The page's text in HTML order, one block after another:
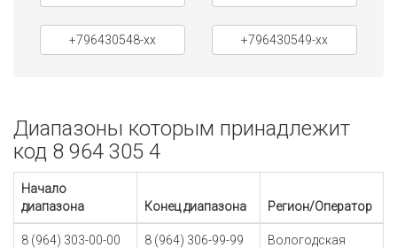
+796430548-xx +796430549-xx
Диапазоны которым принадлежит
код 8 964 305 4
Начало
диапазона
Конец диапазона Регион/Оператор
8 (964) 303-00-00 8 (964) 306-99-99
Вологодская